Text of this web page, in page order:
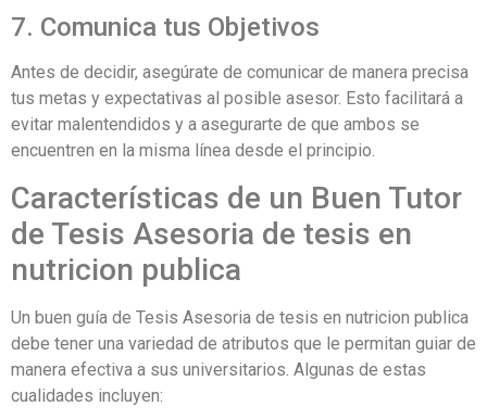
7. Comunica tus Objetivos
Antes de decidir, asegúrate de comunicar de manera precisa
tus metas y expectativas al posible asesor. Esto facilitará a
evitar malentendidos y a asegurarte de que ambos se
encuentren en la misma línea desde el principio.
Características de un Buen Tutor
de Tesis Asesoria de tesis en
nutricion publica
Un buen guía de Tesis Asesoria de tesis en nutricion publica
debe tener una variedad de atributos que le permitan guiar de
manera efectiva a sus universitarios. Algunas de estas
cualidades incluyen: